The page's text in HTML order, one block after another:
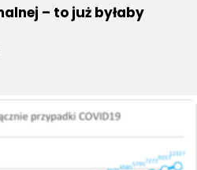
– to już byłaby